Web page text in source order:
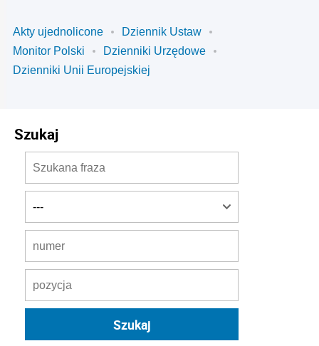
Akty ujednolicone
Dziennik Ustaw
Monitor Polski
Dzienniki Urzędowe
Dzienniki Unii Europejskiej
Szukaj